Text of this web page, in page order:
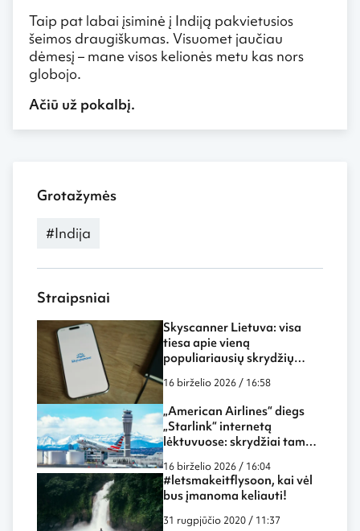
Taip pat labai įsiminė į Indiją pakvietusios
šeimos draugiškumas. Visuomet jaučiau
dėmesį – mane visos kelionės metu kas nors
globojo.
Ačiū už pokalbį.
Grotažymės
#Indija
Straipsniai
Skyscanner Lietuva: visa
tiesa apie vieną
populiariausių skrydžių
16 birželio 2026 / 16:58
„American Airlines“ diegs
„Starlink“ internetą
lėktuvuose: skrydžiai tampa
dar labiau panašūs į darbą
biure ar namuose
16 birželio 2026 / 16:04
#letsmakeitflysoon, kai vėl
bus įmanoma keliauti!
31 rugpjūčio 2020 / 11:37